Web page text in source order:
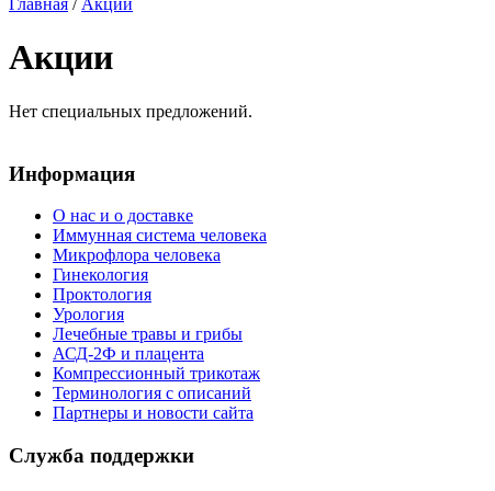
Главная / Акции
Акции
Нет специальных предложений.
Информация
О нас и о доставке
Иммунная система человека
Микрофлора человека
Гинекология
Проктология
Урология
Лечебные травы и грибы
АСД-2Ф и плацента
Компрессионный трикотаж
Терминология с описаний
Партнеры и новости сайта
Служба поддержки